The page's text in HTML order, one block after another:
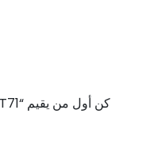
كن أول من يقيم “Giti 265/70 R18 116T GitiXross HT71”